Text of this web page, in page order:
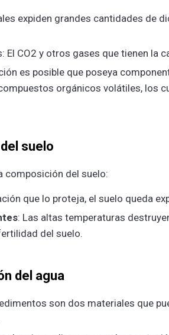
expiden grandes cantidades de
El CO2 y otros gases que tienen la
es posible que poseya
orgánicos volátiles, los
suelo
composición del suelo:
que lo proteja, el suelo queda
: Las altas temperaturas
del suelo.
del agua
son dos materiales que